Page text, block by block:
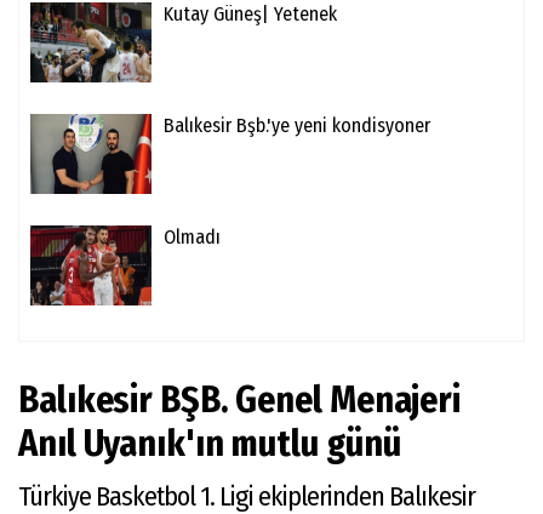
Kutay Güneş| Yetenek
Balıkesir Bşb.'ye yeni kondisyoner
Olmadı
Balıkesir BŞB. Genel Menajeri
Anıl Uyanık'ın mutlu günü
Türkiye Basketbol 1. Ligi ekiplerinden Balıkesir